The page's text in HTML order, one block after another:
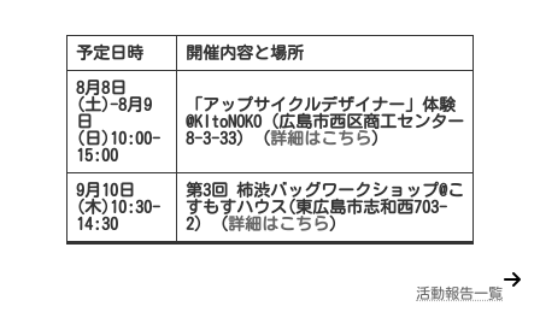
予定日時 開催内容と場所
8月8日
(土)-8月9
日
(日)10:00-
15:00
「アップサイクルデザイナー」体験
@KItoNOKO（広島市西区商工センター
8-3-33）（詳細はこちら ）
9月10日
(木)10:30-
14:30
第3回 柿渋バッグワークショップ@こ
すもすハウス(東広島市志和西703-
2）（詳細はこちら ）
活動報告一覧